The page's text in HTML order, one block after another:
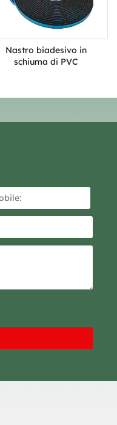
Nastro biadesivo in
schiuma di PVC